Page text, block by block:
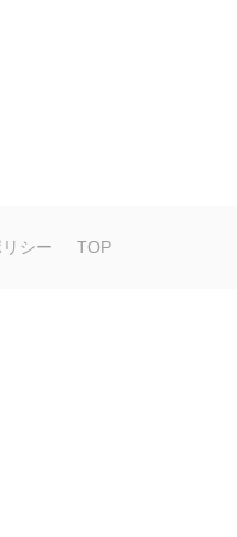
シー TOP